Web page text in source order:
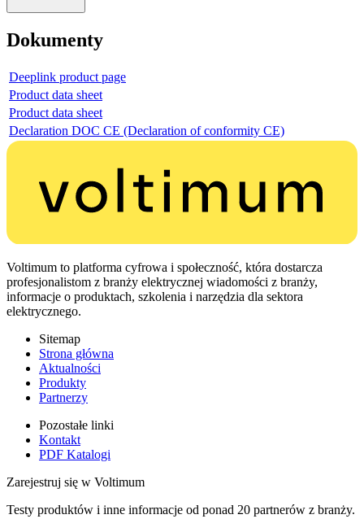
Dokumenty
Deeplink product page
Product data sheet
Product data sheet
Declaration DOC CE (Declaration of conformity CE)
Voltimum to platforma cyfrowa i społeczność, która dostarcza
profesjonalistom z branży elektrycznej wiadomości z branży,
informacje o produktach, szkolenia i narzędzia dla sektora
elektrycznego.
Sitemap
Strona główna
Aktualności
Produkty
Partnerzy
Pozostałe linki
Kontakt
PDF Katalogi
Zarejestruj się w Voltimum
Testy produktów i inne informacje od ponad 20 partnerów z branży.